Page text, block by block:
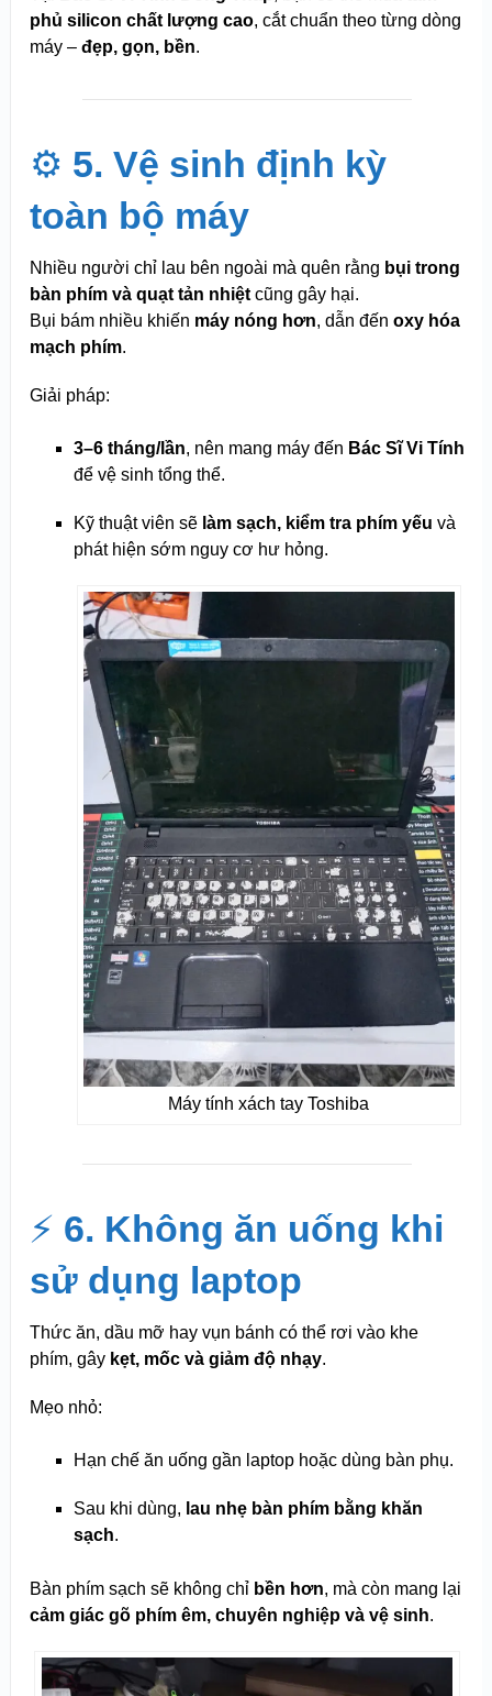
phủ silicon chất lượng cao, cắt chuẩn theo từng dòng
máy – đẹp, gọn, bền.
⚙️ 5. Vệ sinh định kỳ
toàn bộ máy
Nhiều người chỉ lau bên ngoài mà quên rằng bụi trong
bàn phím và quạt tản nhiệtcũng gây hại.
Bụi bám nhiều khiến máy nóng hơn, dẫn đến oxy hóa
mạch phím.
Giải pháp:
3–6 tháng/lần, nên mang máy đến Bác Sĩ Vi Tính
để vệ sinh tổng thể.
Kỹ thuật viên sẽ làm sạch, kiểm tra phím yếu và
phát hiện sớm nguy cơ hư hỏng.
Máy tính xách tay Toshiba
⚡ 6. Không ăn uống khi
sử dụng laptop
Thức ăn, dầu mỡ hay vụn bánh có thể rơi vào khe
phím, gây kẹt, mốc và giảm độ nhạy.
Mẹo nhỏ:
Hạn chế ăn uống gần laptop hoặc dùng bàn phụ.
Sau khi dùng, lau nhẹ bàn phím bằng khăn
sạch.
Bàn phím sạch sẽ không chỉ bền hơn, mà còn mang lại
cảm giác gõ phím êm, chuyên nghiệp và vệ sinh.